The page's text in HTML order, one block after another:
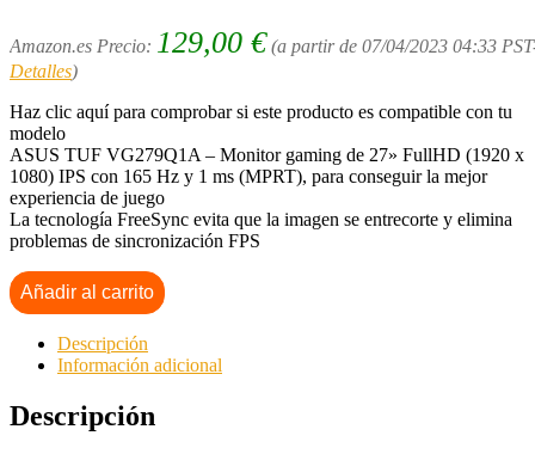
Amazon.es Precio: 129,00 € (a partir de 07/04/2023 04:33
Detalles)
Haz clic aquí para comprobar si este producto es compatible con tu
modelo
ASUS TUF VG279Q1A – Monitor gaming de 27» FullHD (1920 x
1080) IPS con 165 Hz y 1 ms (MPRT), para conseguir la mejor
experiencia de juego
La tecnología FreeSync evita que la imagen se entrecorte y elimina
problemas de sincronización FPS
Añadir al carrito
Descripción
Información adicional
Descripción